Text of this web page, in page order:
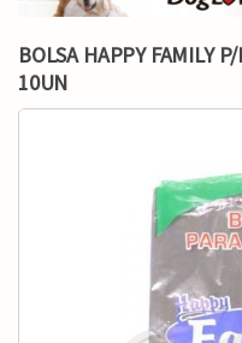
BOLSA HAPPY FAMILY
10UN